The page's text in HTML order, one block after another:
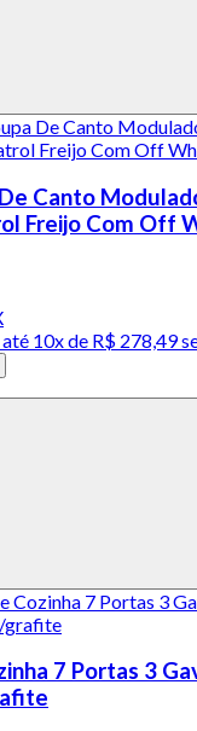
Canto
Freijo Com Off
10x de R$ 278,49
7 Portas 3